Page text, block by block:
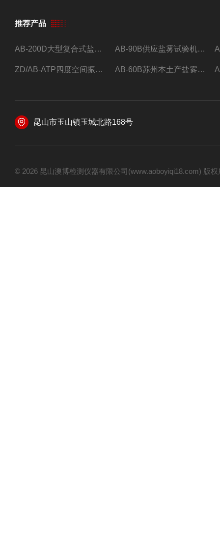
推荐产品
AB-200D大型复合式盐雾腐蚀试验箱，小型盐干湿腐蚀试验箱。 AB-90B供应盐雾试验机现货可按要求订制。
ZD/AB-ATP四度空间振动台* AB-60B苏州本土产盐雾试验机
昆山市玉山镇玉城北路168号
© 2026 昆山澳博检测仪器有限公司(www.aoboyiqi18.com) 版